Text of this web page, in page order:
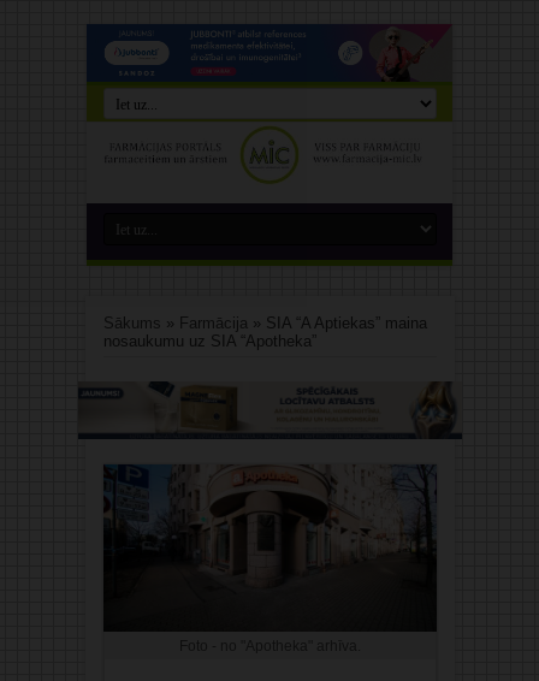
Sākums » Farmācija» SIA “A Aptiekas” maina
nosaukumu uz SIA “Apotheka”